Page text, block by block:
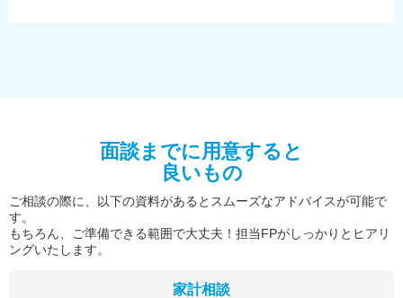
面談までに用意すると
良いもの
ご相談の際に、以下の資料があるとスムーズなアドバイスが可能で
す。
もちろん、ご準備できる範囲で大丈夫！担当FPがしっかりとヒアリ
ングいたします。
家計相談